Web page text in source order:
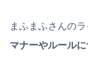
まふまふさんの
マナーやルールに